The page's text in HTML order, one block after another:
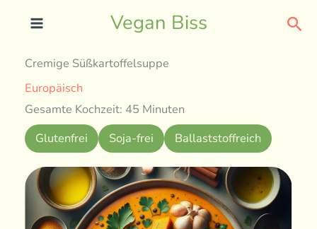
Vegan Biss
Cremige Süßkartoffelsuppe
Europäisch
Gesamte Kochzeit: 45 Minuten
Glutenfrei
Soja-frei Ballaststoffreich